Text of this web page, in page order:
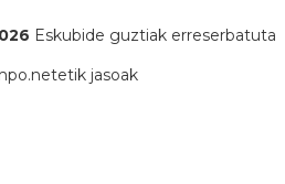
Eskubide guztiak erreserbatuta
etik jasoak